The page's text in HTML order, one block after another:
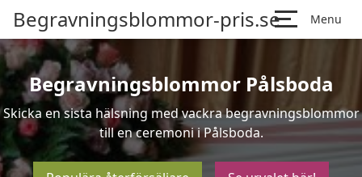
Begravningsblommor-pris.se Menu
Begravningsblommor Pålsboda
Skicka en sista hälsning med vackra begravningsblommor
till en ceremoni i Pålsboda.